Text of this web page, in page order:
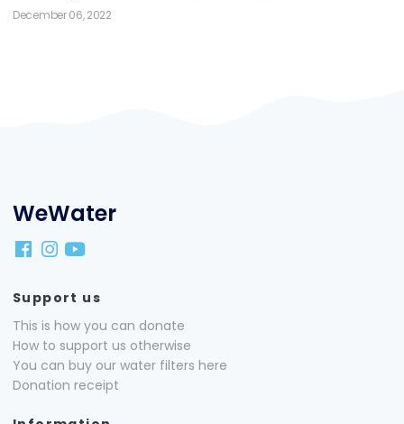
December 06, 2022
WeWater
Support us
This is how you can donate
How to support us otherwise
You can buy our water filters here
Donation receipt